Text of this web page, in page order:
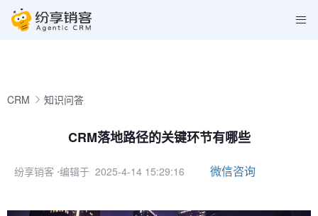
CRM 知识问答
CRM落地路径的关键环节有哪些
纷享销客 ⋅编辑于 2025-4-14 15:29:16 微信咨询